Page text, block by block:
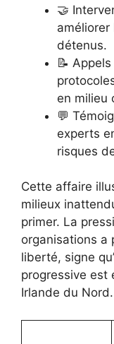
🤝
détenus.
📝
en milieu
💬
experts
risques
Cette affaire
milieux
primer. La
organisations a
liberté, signe
progressive est
Irlande du Nord.